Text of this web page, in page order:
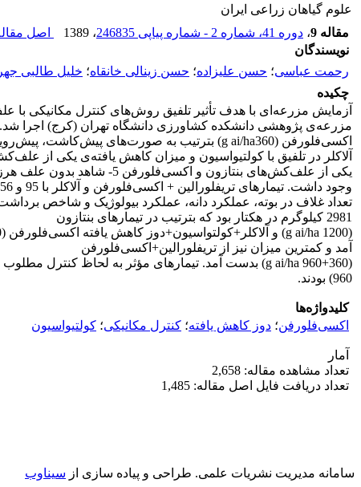
علوم گیاهان زراعی ایران
مقاله 9
، دوره 41، شماره 2 - شماره پیاپی 246835 ، 1389 اصل
نویسندگان
رحمت عباسی؛ حسن علیزاده؛ حسن زینالی خانقاه؛ خلیل طالبی
چکیده
یکی از علف‌کش‌های
2981 کیلوگرم در هکتار بود که بترتیب در تیمارهای بنتازون
آمد و کمترین میزان نیز از تریفلورالین+اکسی‌فلورفن
960) بودند.
کلیدواژه‌ها
اکسی‌فلورفن؛ دوز کاهش یافته؛ کنترل مکانیکی؛ کولتیواسیون
آمار
تعداد مشاهده مقاله: 2,658
تعداد دریافت فایل اصل مقاله: 1,485
سامانه مدیریت نشریات علمی. طراحی و پیاده سازی از سیناوب